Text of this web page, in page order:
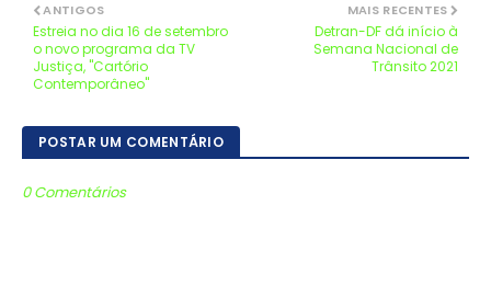
MAIS RECENTES
Detran-DF dá início à
Semana Nacional de
Trânsito 2021
ANTIGOS
Estreia no dia 16 de setembro
o novo programa da TV
Justiça, "Cartório
Contemporâneo"
POSTAR UM COMENTÁRIO
0 Comentários